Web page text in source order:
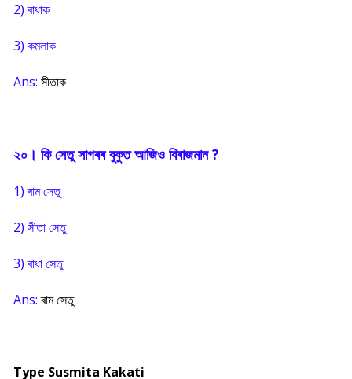
2) ৰাধাক
3) কমলাক
Ans: সীতাক
২০। কি সেতু সাগৰৰ বুকুত আজিও বিৰাজমান ?
1) ৰাম সেতু
2) সীতা সেতু
3) ৰাধা সেতু
Ans:ৰাম সেতু
Type Susmita Kakati